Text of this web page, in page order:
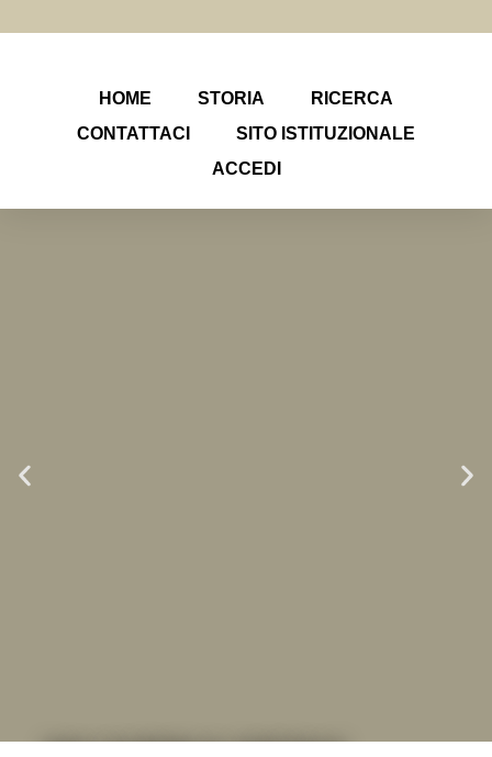
HOME STORIA
RICERCA
CONTATTACI
SITO ISTITUZIONALE
ACCEDI